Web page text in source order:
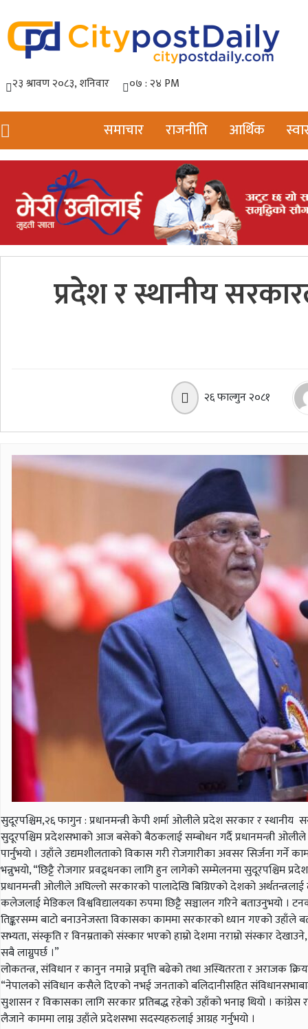
समाचार राजनीति आर्थिक
प्रदेश र स्थानीय
२६ फाल्गुन २०८१
सुदूरपश्चिम,२६ फागुन : प्रधानमन्त्री केपी शर्मा ओलीले प्रदेश सरकार र
सुदूरपश्चिम प्रदेशसभाको आज बसेको बैठकलाई सम्बोधन गर्दै प्रधानमन्त्री ओलीले
पार्नुभयो । उहाँले उद्यमशीलताको विकास गरी रोजगारीका अवसर सिर्जना
भन्नुभयो, “छिट्टै रोजगार प्रवद्र्धनका लागि हुन लागेको सम्मेलनमा सुदूरपश्चिम
प्रधानमन्त्री ओलीले अघिल्लो सरकारको पालादेखि बिग्रिएको देशको
कलेजलाई मेडिकल विश्वविद्यालयका रुपमा छिट्टै सञ्चालन गरिने बताउनुभयो ।
तिङ्करसम्म बाटो बनाउनेजस्ता विकासका काममा सरकारको ध्यान गएको उहाँले
सभ्यता, संस्कृति र विनम्रताको संस्कार भएको हाम्रो देशमा नराम्रो संस्कार
सबै लाग्नुपर्छ ।”
लोकतन्त्र, संविधान र कानुन नमान्ने प्रवृत्ति बढेको तथा अस्थितरता र अराजक
“नेपालको संविधान कसैले दिएको नभई जनताको बलिदानीसहित
सुशासन र विकासका लागि सरकार प्रतिबद्ध रहेको उहाँको भनाइ थियो ।
लैजाने काममा लाग्न उहाँले प्रदेशसभा सदस्यहरुलाई आग्रह गर्नुभयो ।